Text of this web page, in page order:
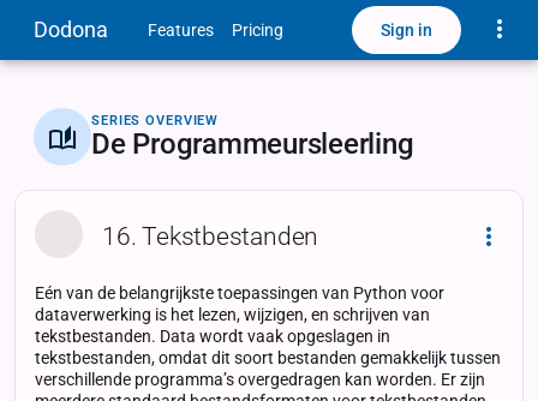
Dodona Features Pricing Sign in
SERIES OVERVIEW
De Programmeursleerling
16. Tekstbestanden
Eén van de belangrijkste toepassingen van Python voor
dataverwerking is het lezen, wijzigen, en schrijven van
tekstbestanden. Data wordt vaak opgeslagen in
tekstbestanden, omdat dit soort bestanden gemakkelijk tussen
verschillende programma’s overgedragen kan worden. Er zijn